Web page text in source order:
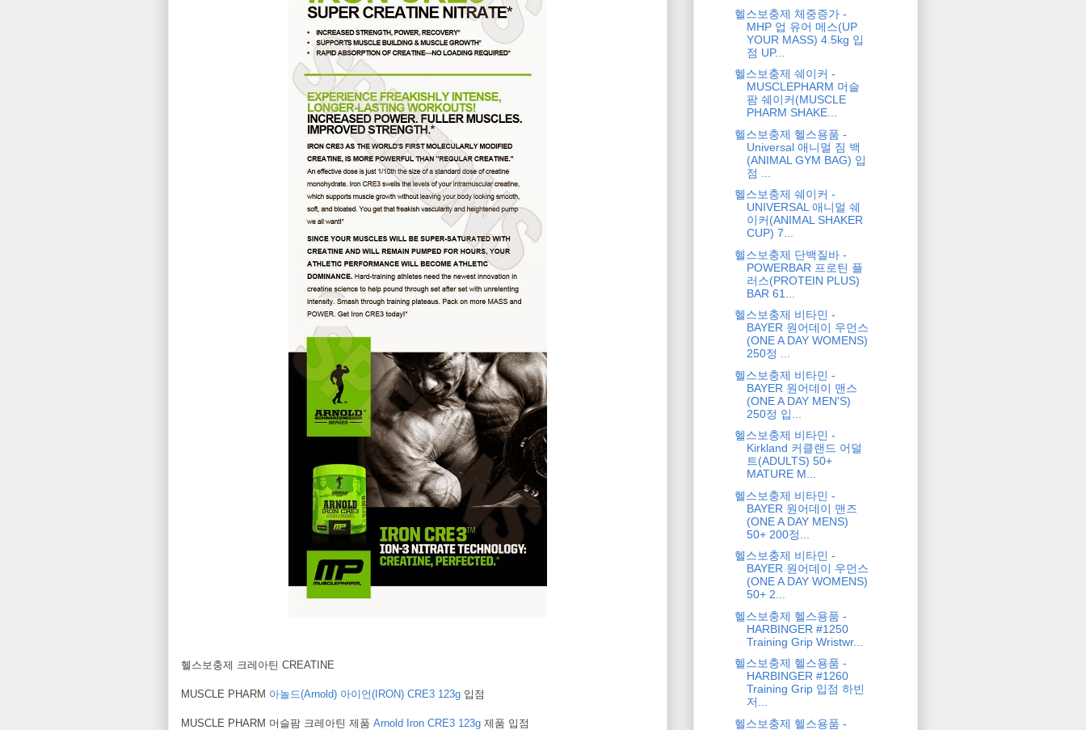
헬스보충제 크레아틴 CREATINE
MUSCLE PHARM 아놀드(Arnold) 아이언(IRON) CRE3 123g 입점
MUSCLE PHARM 머슬팜 크레아틴 제품 Arnold Iron CRE3 123g 제품 입점
헬스보충제 체중증가 -
MHP 업 유어 메스(UP
YOUR MASS) 4.5kg 입
점 UP...
헬스보충제 쉐이커 -
MUSCLEPHARM 머슬
팜 쉐이커(MUSCLE
PHARM SHAKE...
헬스보충제 헬스용품 -
Universal 애니멀 짐 백
(ANIMAL GYM BAG) 입
점 ...
헬스보충제 쉐이커 -
UNIVERSAL 애니멀 쉐
이커(ANIMAL SHAKER
CUP) 7...
헬스보충제 단백질바 -
POWERBAR 프로틴 플
러스(PROTEIN PLUS)
BAR 61...
헬스보충제 비타민 -
BAYER 원어데이 우먼스
(ONE A DAY WOMENS)
250정 ...
헬스보충제 비타민 -
BAYER 원어데이 맨스
(ONE A DAY MEN'S)
250정 입...
헬스보충제 비타민 -
Kirkland 커클랜드 어덜
트(ADULTS) 50+
MATURE M...
헬스보충제 비타민 -
BAYER 원어데이 맨즈
(ONE A DAY MENS)
50+ 200정...
헬스보충제 비타민 -
BAYER 원어데이 우먼스
(ONE A DAY WOMENS)
50+ 2...
헬스보충제 헬스용품 -
HARBINGER #1250
Training Grip Wristwr...
헬스보충제 헬스용품 -
HARBINGER #1260
Training Grip 입점 하빈
저...
헬스보충제 헬스용품 -